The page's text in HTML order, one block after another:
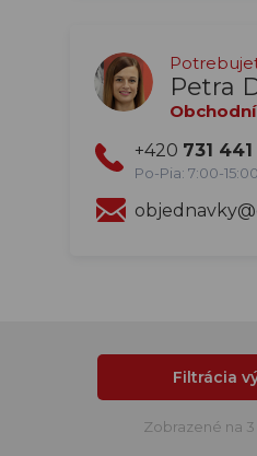
Petra
+420 731 441
Po-Pia: 7:00-15:00
Filtrácia
Zobrazené na